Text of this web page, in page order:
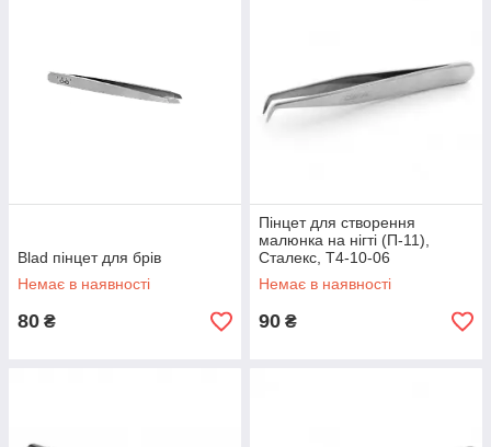
Blad пінцет для брів
Немає в наявності
80 ₴
Пінцет для створення
малюнка на нігті (П-11),
Сталекс, T4-10-06
Немає в наявності
90 ₴